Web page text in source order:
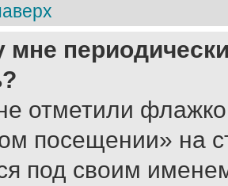
мне
отметили
посещении» на
под своим